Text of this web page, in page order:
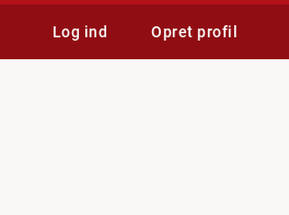
Log ind Opret profil